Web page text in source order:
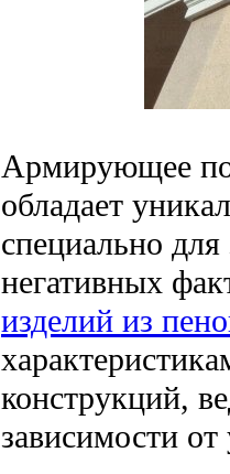
Армирующее
обладает
специально
негативных
изделий из
конструкций,
зависимости